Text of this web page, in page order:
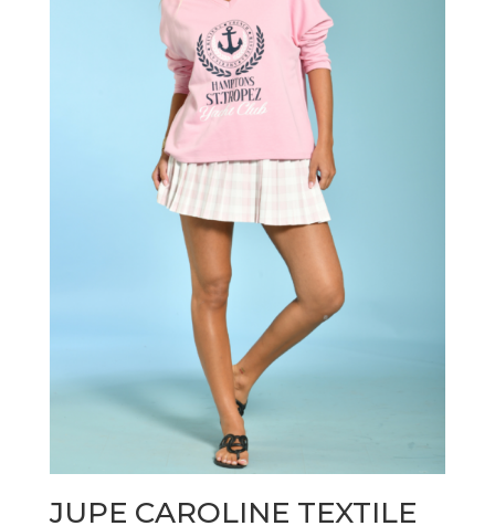
JUPE CAROLINE TEXTILE